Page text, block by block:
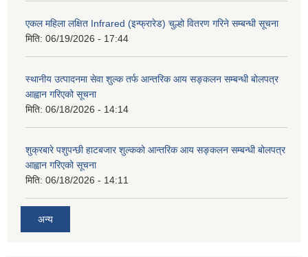
एकल महिला लक्षित Infrared (इन्फ्रारेड) चुल्हो वितरण गरिने सम्बन्धी सूचना
मिति: 06/19/2026 - 17:44
स्थानीय उत्पादनमा सेवा शुल्क तर्फ आन्तरिक आय सङ्कलन सम्बन्धी बोलपत्र
आह्वान गरिएको सूचना
मिति: 06/18/2026 - 14:14
शुक्रबारे पशुपन्छी हाटबजार शुल्कको आन्तरिक आय सङ्कलन सम्बन्धी बोलपत्र
आह्वान गरिएको सूचना
मिति: 06/18/2026 - 14:11
अन्य